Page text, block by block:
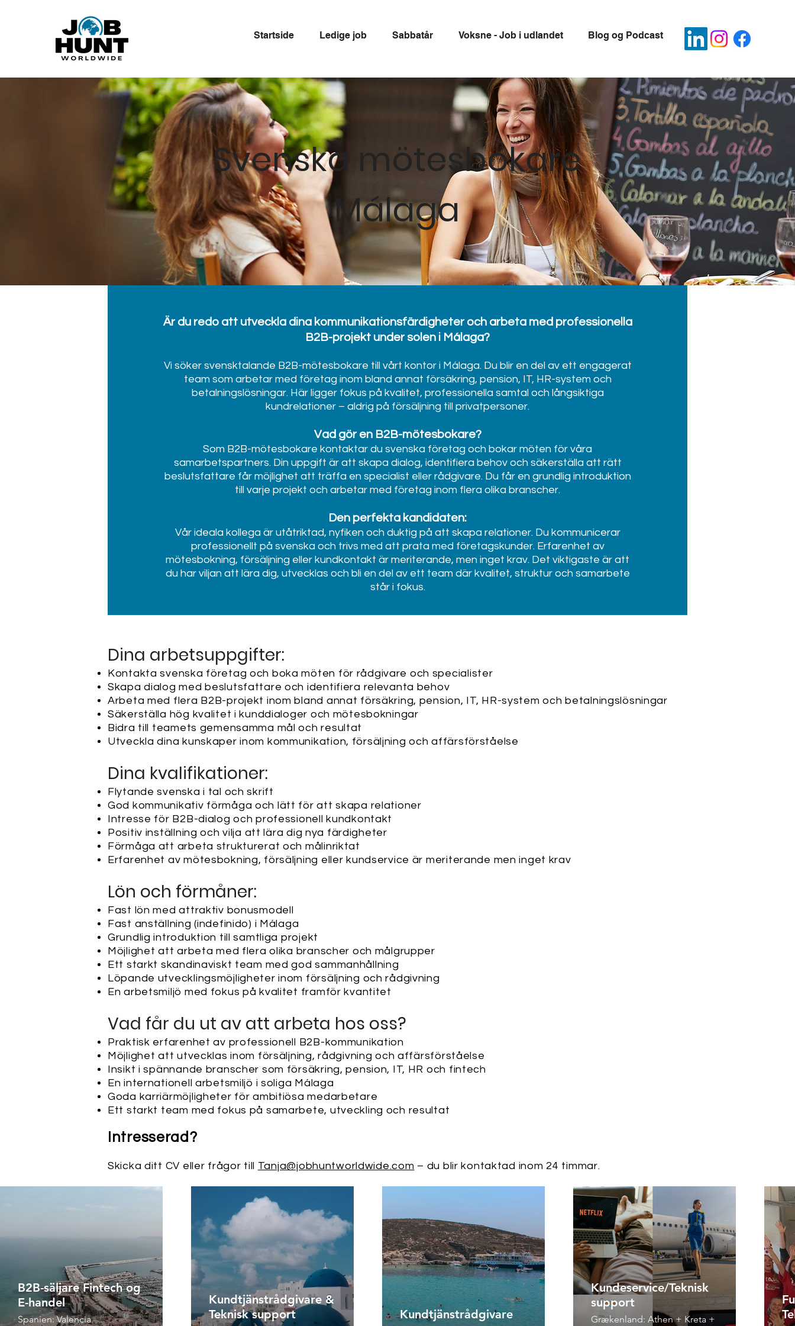
Startside Ledige job Sabbatår Voksne - Job i udlandet Blog og Podcast
Svenska mötesbokare
Málaga
Är du redo att utveckla dina kommunikationsfärdigheter och arbeta med professionella
B2B-projekt under solen i Málaga?
Vi söker svensktalande B2B-mötesbokare till vårt kontor i Málaga. Du blir en del av ett engagerat
team som arbetar med företag inom bland annat försäkring, pension, IT, HR-system och
betalningslösningar. Här ligger fokus på kvalitet, professionella samtal och långsiktiga
kundrelationer – aldrig på försäljning till privatpersoner.
Vad gör en B2B-mötesbokare?
Som B2B-mötesbokare kontaktar du svenska företag och bokar möten för våra
samarbetspartners. Din uppgift är att skapa dialog, identifiera behov och säkerställa att rätt
beslutsfattare får möjlighet att träffa en specialist eller rådgivare. Du får en grundlig introduktion
till varje projekt och arbetar med företag inom flera olika branscher.
Den perfekta kandidaten:
Vår ideala kollega är utåtriktad, nyfiken och duktig på att skapa relationer. Du kommunicerar
professionellt på svenska och trivs med att prata med företagskunder. Erfarenhet av
mötesbokning, försäljning eller kundkontakt är meriterande, men inget krav. Det viktigaste är att
du har viljan att lära dig, utvecklas och bli en del av ett team där kvalitet, struktur och samarbete
står i fokus.
Dina arbetsuppgifter:
Kontakta svenska företag och boka möten för rådgivare och specialister
Skapa dialog med beslutsfattare och identifiera relevanta behov
Arbeta med flera B2B-projekt inom bland annat försäkring, pension, IT, HR-system och betalningslösningar
Säkerställa hög kvalitet i kunddialoger och mötesbokningar
Bidra till teamets gemensamma mål och resultat
Utveckla dina kunskaper inom kommunikation, försäljning och affärsförståelse
Dina kvalifikationer​:
Flytande svenska i tal och skrift
God kommunikativ förmåga och lätt för att skapa relationer
Intresse för B2B-dialog och professionell kundkontakt
Positiv inställning och vilja att lära dig nya färdigheter
Förmåga att arbeta strukturerat och målinriktat
Erfarenhet av mötesbokning, försäljning eller kundservice är meriterande men inget krav
Lön och förmåner:
Fast lön med attraktiv bonusmodell
Fast anställning (indefinido) i Málaga
Grundlig introduktion till samtliga projekt
Möjlighet att arbeta med flera olika branscher och målgrupper
Ett starkt skandinaviskt team med god sammanhållning
Löpande utvecklingsmöjligheter inom försäljning och rådgivning
En arbetsmiljö med fokus på kvalitet framför kvantitet
Vad får du ut av att arbeta hos oss?
Praktisk erfarenhet av professionell B2B-kommunikation
Möjlighet att utvecklas inom försäljning, rådgivning och affärsförståelse
Insikt i spännande branscher som försäkring, pension, IT, HR och fintech
En internationell arbetsmiljö i soliga Málaga
Goda karriärmöjligheter för ambitiösa medarbetare
Ett starkt team med fokus på samarbete, utveckling och resultat
​Intresserad?
Skicka ditt CV eller frågor till Tanja@jobhuntworldwide.com – du blir kontaktad inom 24 timmar.
B2B-säljare Fintech og
E-handel
Spanien: Valencia
Kundtjänstrådgivare &
Teknisk support
Kundtjänstrådgivare
Kundeservice/Teknisk
support
Grækenland: Athen + Kreta +